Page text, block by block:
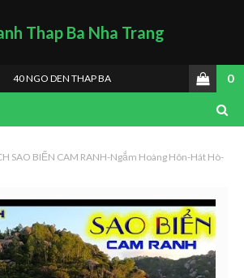
Thap Ba Nha Trang
40 NGO DEN THAP BA 0
SAO BIỂN CAM RANH-Ngắm Hoàng Hôn-Hát Hò-